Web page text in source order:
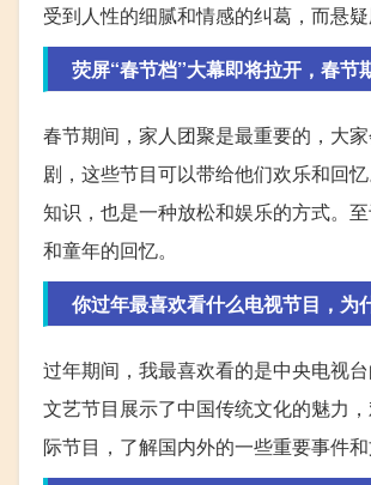
受到人性的细腻和情感的纠葛，而悬
荧屏“春节档”大幕即将拉开，春
春节期间，家人团聚是最重要的，大
剧，这些节目可以带给他们欢乐和回
知识，也是一种放松和娱乐的方式。
和童年的回忆。
你过年最喜欢看什么电视节目，为
过年期间，我最喜欢看的是中央电视
文艺节目展示了中国传统文化的魅力
际节目，了解国内外的一些重要事件